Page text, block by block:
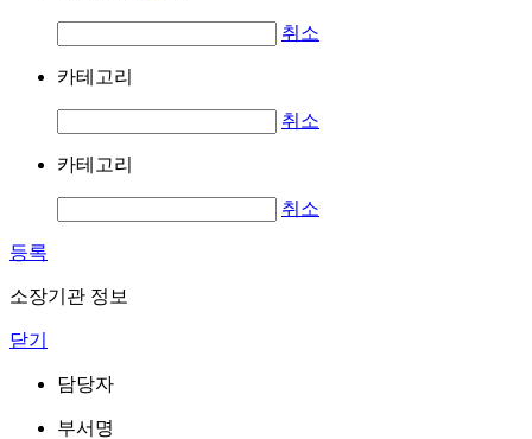
취소
카테고리
취소
카테고리
취소
등록
소장기관 정보
닫기
담당자
부서명